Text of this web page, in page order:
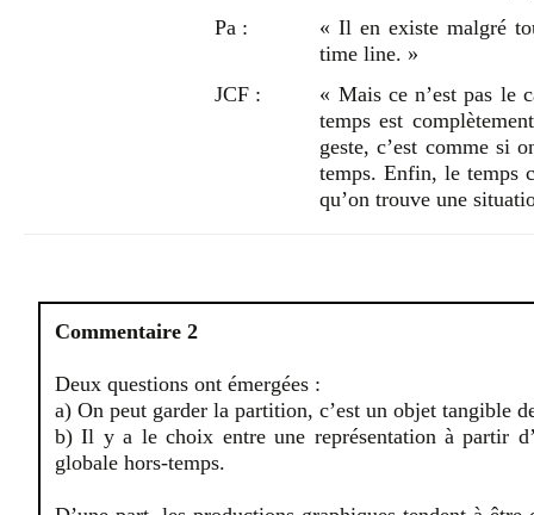
Pa :
« Il en existe malgré
time line. »
JCF :
« Mais ce n’est pas le
temps est
geste, c’est comme si
temps. Enfin, le temps
qu’on trouve une
Commentaire 2
Deux questions ont émergées :
a) On peut garder la partition, c’est un objet tangible
b) Il y a le choix entre une représentation à partir
globale hors-temps.